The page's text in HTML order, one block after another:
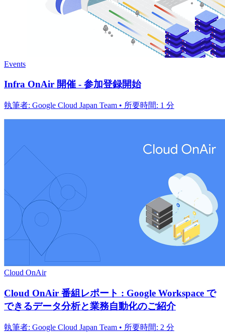
Events
Infra OnAir 開催 - 参加登録開始
執筆者: Google Cloud Japan Team • 所要時間: 1 分
Cloud OnAir
Cloud OnAir 番組レポート : Google Workspace で
できるデータ分析と業務自動化のご紹介
執筆者: Google Cloud Japan Team • 所要時間: 2 分